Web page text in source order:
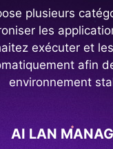
plusieurs
les
exécuter et
afin
environnement
AI LAN